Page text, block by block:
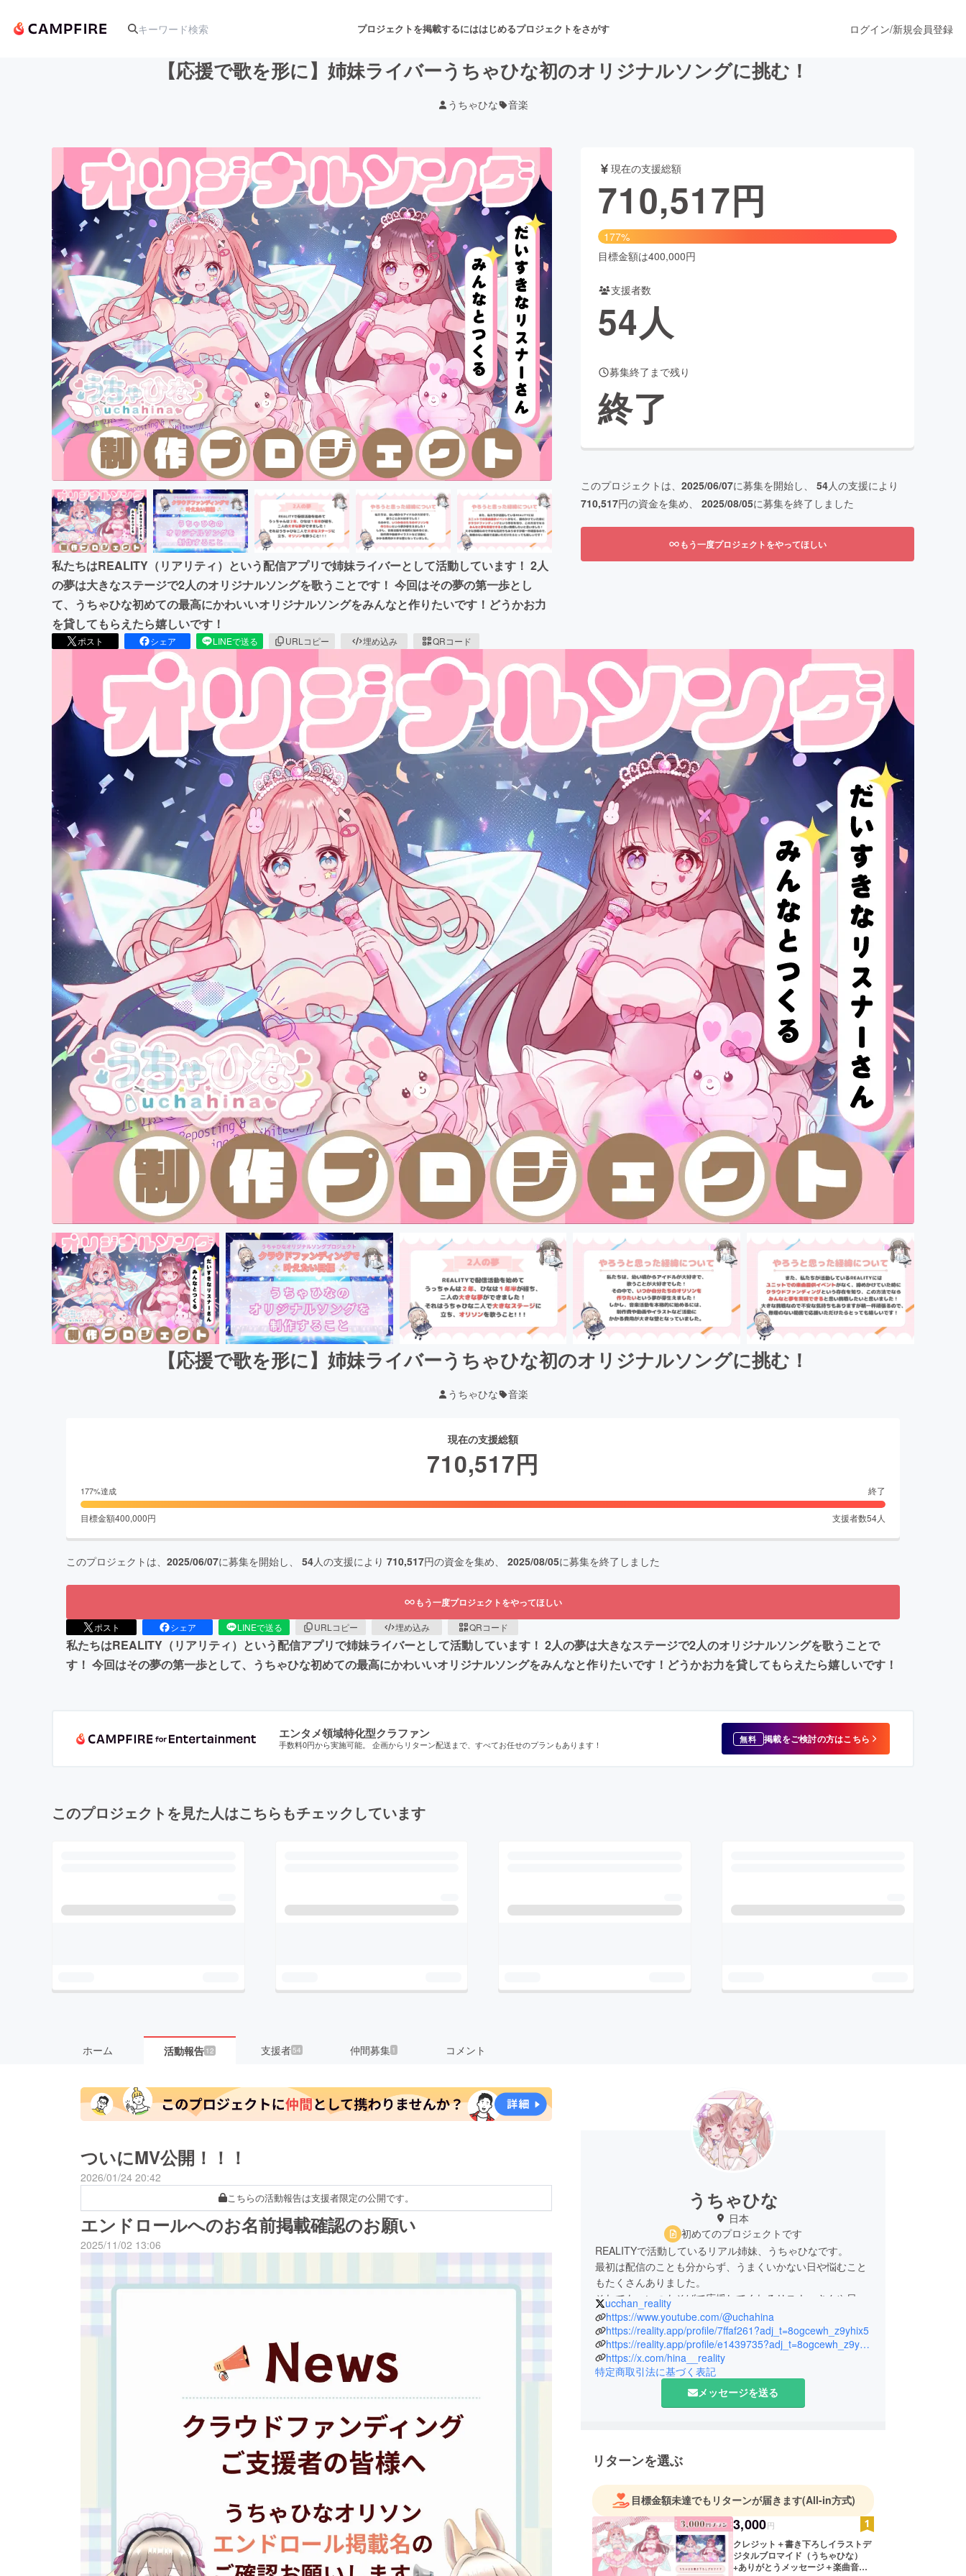
プロジェクトを掲載するにははじめるプロジェクトをさがす
アート・写真 音楽 舞台・パフォーマンス
テクノロジー・ガジェット ゲーム・サービス開発 フード・飲食店 ファッション
映像・映画 書籍・雑誌出版 アニメ・漫画
ビジネス・起業 チャレンジ ビューティー・ヘルスケア
まちづくり・地域活性化
CAMPFIRE for Social GoodCAMPFIRE Creation
CAMPFIREふるさと納税machi-ya コミュニティ
ログイン/新規会員登録
【応援で歌を形に】姉妹ライバーうちゃひな初のオリジナルソングに挑む！
うちゃひな 音楽
私たちはREALITY（リアリティ）という配信アプリで姉妹ライバーとして活動しています！ 2人
の夢は大きなステージで2人のオリジナルソングを歌うことです！ 今回はその夢の第一歩とし
て、うちゃひな初めての最高にかわいいオリジナルソングをみんなと作りたいです！どうかお力
を貸してもらえたら嬉しいです！
ポスト シェア LINEで送る URLコピー 埋め込み QRコード
現在の支援総額
710,517円
177%
目標金額は400,000円
支援者数
54人
募集終了まで残り
終了
このプロジェクトは、 2025/06/07に募集を開始し、 54人の支援により
710,517円の資金を集め、 2025/08/05に募集を終了しました
もう一度プロジェクトをやってほしい
【応援で歌を形に】姉妹ライバーうちゃひな初のオリジナルソングに挑む！
うちゃひな 音楽
現在の支援総額
710,517円
177%達成 終了
目標金額400,000円 支援者数54人
このプロジェクトは、 2025/06/07に募集を開始し、 54人の支援により 710,517円の資金を集め、 2025/08/05に募集を終了しました
もう一度プロジェクトをやってほしい
ポスト シェア LINEで送る URLコピー 埋め込み QRコード
私たちはREALITY（リアリティ）という配信アプリで姉妹ライバーとして活動しています！ 2人の夢は大きなステージで2人のオリジナルソングを歌うことで
す！ 今回はその夢の第一歩として、うちゃひな初めての最高にかわいいオリジナルソングをみんなと作りたいです！どうかお力を貸してもらえたら嬉しいです！
エンタメ領域特化型クラファン
手数料0円から実施可能。 企画からリターン配送まで、すべてお任せのプランもあります！ 無料 掲載をご検討の方はこちら
このプロジェクトを見た人はこちらもチェックしています
ホーム 活動報告 12 支援者54 仲間募集 1 コメント
ついにMV公開！！！
2026/01/24 20:42
こちらの活動報告は支援者限定の公開です。
エンドロールへのお名前掲載確認のお願い
2025/11/02 13:06
うちゃひな
日本
初めてのプロジェクトです
REALITYで活動しているリアル姉妹、うちゃひなです。
最初は配信のことも分からず、うまくいかない日や悩むこと
もたくさんありました。
それでも、いつもそばで応援してくれるリスナーさんや日々
配信を頑張っている配信仲間の存在が、私たちの支えであ
り、何度も背中を押してくれました。
みんなと支え合いながら、一歩ずつ進んできた私たちの夢
は、「ふたりのオリジナルソングを大きなステージで歌うこ
と」。
その第一歩として、みんなと一緒に曲をつくるクラウドファ
ンディングプロジェクトを立ち上げました。
無理のない範囲で、温かく見守っていただけたら嬉しいで
す。
これからも姉妹で、笑顔と癒しを届けていきます！
ucchan_reality
https://www.youtube.com/@uchahina
https://reality.app/profile/7ffaf261?adj_t=8ogcewh_z9yhix5
https://reality.app/profile/e1439735?adj_t=8ogcewh_z9yhix5
https://x.com/hina__reality
特定商取引法に基づく表記
メッセージを送る
リターンを選ぶ
目標金額未達でもリターンが届きます(All-in方式)
3,000円
クレジット＋書き下ろしイラストデ
ジタルブロマイド（うちゃひな）
+ありがとうメッセージ＋楽曲音源